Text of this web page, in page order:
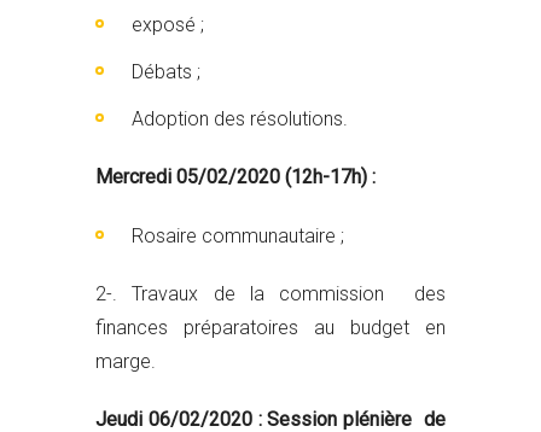
exposé ;
Débats ;
Adoption des résolutions.
Mercredi 05/02/2020 (12h-17h) :
Rosaire communautaire ;
2-. Travaux de la commission des
finances préparatoires au budget en
marge.
Jeudi 06/02/2020 : Session plénière de